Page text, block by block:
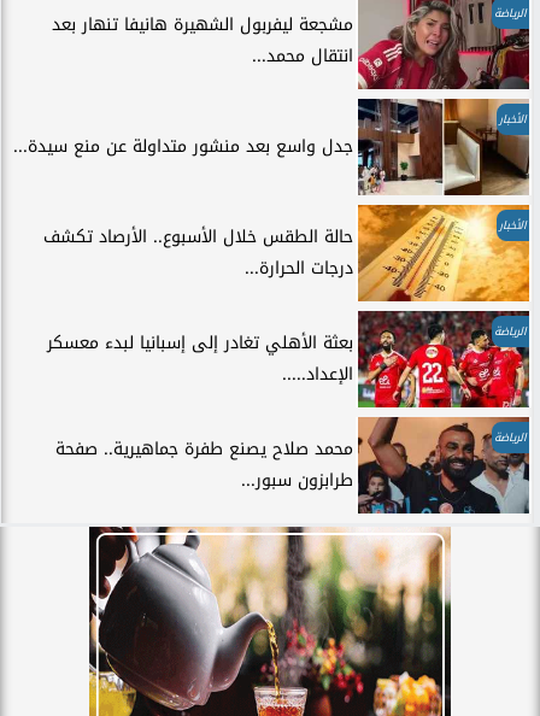
الرياضة
مشجعة ليفربول الشهيرة هانيفا تنهار بعد
انتقال محمد...
الأخبار
جدل واسع بعد منشور متداولة عن منع سيدة...
الأخبار
حالة الطقس خلال الأسبوع.. الأرصاد تكشف
درجات الحرارة...
الرياضة
بعثة الأهلي تغادر إلى إسبانيا لبدء معسكر
الإعداد.....
الرياضة
محمد صلاح يصنع طفرة جماهيرية.. صفحة
طرابزون سبور...